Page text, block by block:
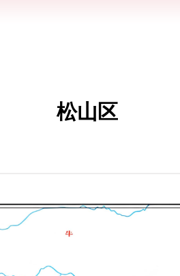
松山区